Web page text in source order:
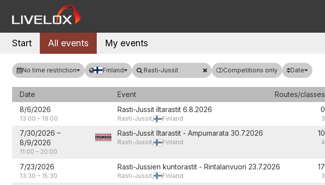
Start All events My events
No time restriction Finland Rasti-Jussit Competitions only Date
Date Event
Routes/classes
8/6/2026
13:00 – 19:00
Rasti-Jussit iltarastit 6.8.2026
Rasti-Jussit, Finland
0
3
7/30/2026 –
8/9/2026
11:00 – 20:00
Rasti-Jussit Iltarastit - Ampumarata 30.7.2026
Rasti-Jussit, Finland
10
4
7/23/2026
13:30 – 15:30
Rasti-Jussien kuntorastit - Rintalanvuori 23.7.2026
Rasti-Jussit, Finland
17
3